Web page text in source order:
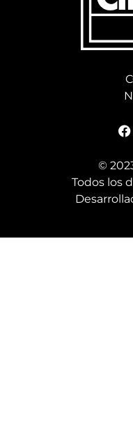
©
Todos los